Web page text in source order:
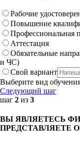
Рабочие
Повышение
Профессиональная
Аттестация
Обязательные
и ЧС)
Свой вариант
Выберите вид
Следующий шаг
шаг 2 из 3
ВЫ ЯВЛЯЕТЕСЬ
ПРЕДСТАВЛЯЕТЕ